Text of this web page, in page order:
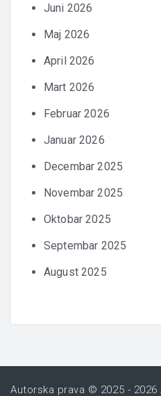
Juni 2026
Maj 2026
April 2026
Mart 2026
Februar 2026
Januar 2026
Decembar 2025
Novembar 2025
Oktobar 2025
Septembar 2025
August 2025
Autorska prava © 2025 - 2026